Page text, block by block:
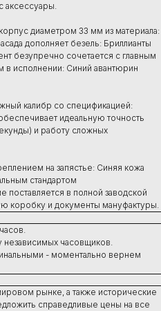
аксессуары.
диаметром 33 мм из материала:
дополняет безель: Бриллианты
безупречно сочетается с главным
в исполнении: Синий авантюрин
калибр со спецификацией:
идеальную точность
и работу сложных
на запястье: Синяя кожа
стандартом
в полной заводской
коробку и документы мануфактуры.
независимых часовщиков.
- моментально вернем
рынке, а также исторические
справедливые цены на все